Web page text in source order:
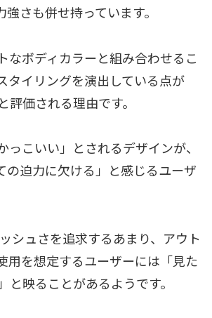
強さも併せ持っています。
なボディカラーと組み合わせるこ
タイリングを演出している点が
評価される理由です。
っこいい」とされるデザインが、
の迫力に欠ける」と感じるユーザ
シュさを追求するあまり、アウト
用を想定するユーザーには「見た
と映ることがあるようです。